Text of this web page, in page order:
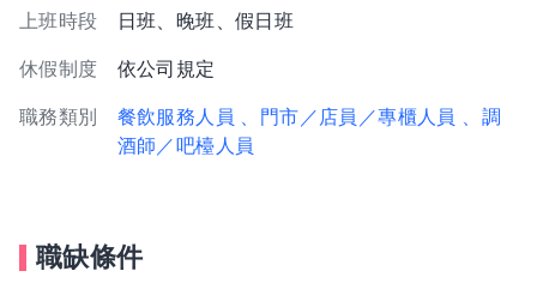
上班時段 日班、晚班、假日班
休假制度 依公司規定
職務類別 餐飲服務人員 、門市／店員／專櫃人員
、調
酒師／吧檯人員
職缺條件